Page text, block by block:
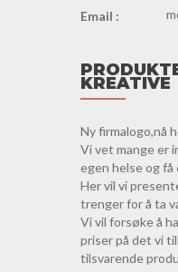
Email :
KREATIVE
Ny firmalogo,nå
Vi vet mange er
egen helse og få
Her vil vi
trenger for å ta
Vi vil forsøke å
priser på det vi
tilsvarende